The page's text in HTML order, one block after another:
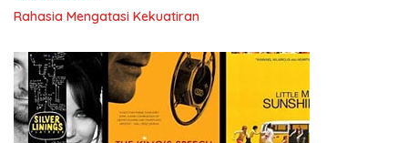
Rahasia Mengatasi Kekuatiran